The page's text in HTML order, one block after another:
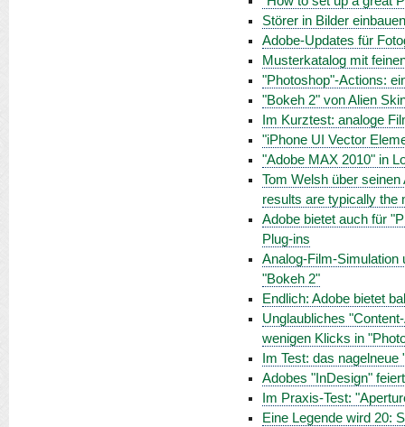
Störer in Bilder
Adobe-Updates für
Musterkatalog mit
"Photoshop"-Actions:
"Bokeh 2" von Alien
Im Kurztest: analoge
"iPhone UI Vector
"Adobe MAX 2010" in
Tom Welsh über
results are typically the
Adobe bietet auch für
Plug-ins
Analog-Film-Simulation
"Bokeh 2"
Endlich: Adobe bietet
Unglaubliches
wenigen Klicks in
Im Test: das
Adobes "InDesign"
Im Praxis-Test:
Eine Legende wird 20: